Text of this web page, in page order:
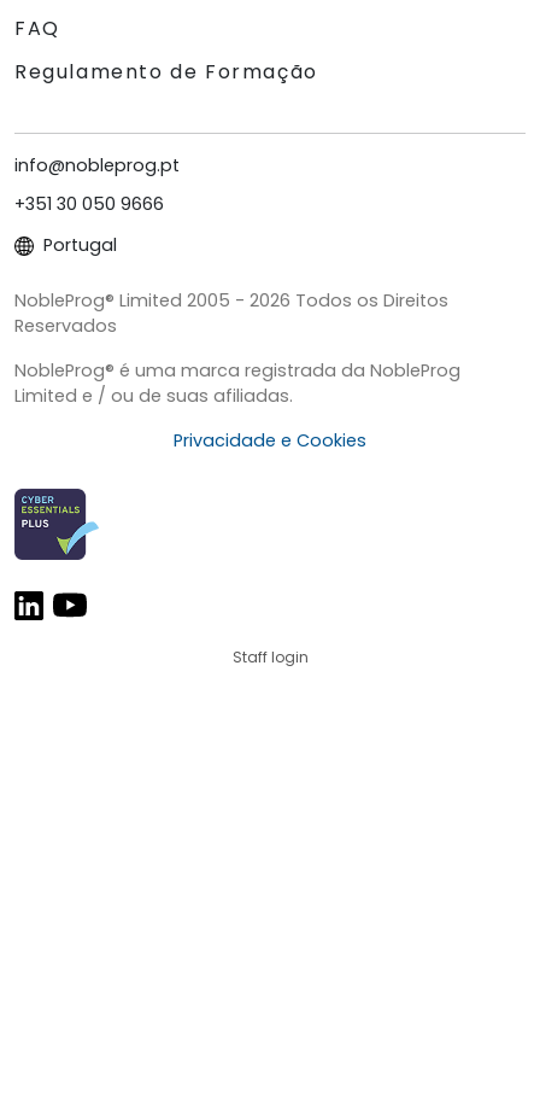
FAQ
Regulamento de Formação
info@nobleprog.pt
+351 30 050 9666
Portugal
NobleProg® Limited 2005 - 2026 Todos os Direitos
Reservados
NobleProg® é uma marca registrada da NobleProg
Limited e / ou de suas afiliadas.
Privacidade e Cookies
Staff login